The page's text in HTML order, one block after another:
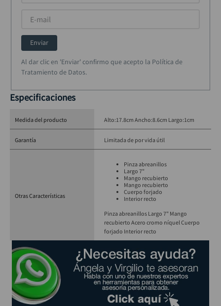
Enviar
Al dar clic en 'Enviar' confirmo que acepto la Política de
Tratamiento de Datos.
Especificaciones
Medida del producto Alto:17.8cm Ancho:8.6cm Largo:1cm
Garantía Limitada de por vida útil
Otras Características
Pinza abreanillos
Largo 7"
Mango recubierto
Mango recubierto
Cuerpo forjado
Interior recto
Pinza abreanillos Largo 7" Mango
recubierto Acero cromo níquel Cuerpo
forjado Interior recto